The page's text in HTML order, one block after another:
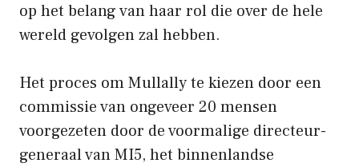
op het belang van haar rol die over de hele
wereld gevolgen zal hebben.
Het proces om Mullally te kiezen door een
commissie van ongeveer 20 mensen
voorgezeten door de voormalige directeur-
generaal van MI5, het binnenlandse